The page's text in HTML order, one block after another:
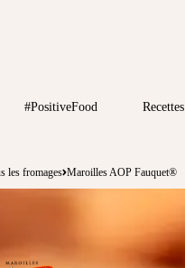
#PositiveFood Recettes
les fromages Maroilles AOP Fauquet®